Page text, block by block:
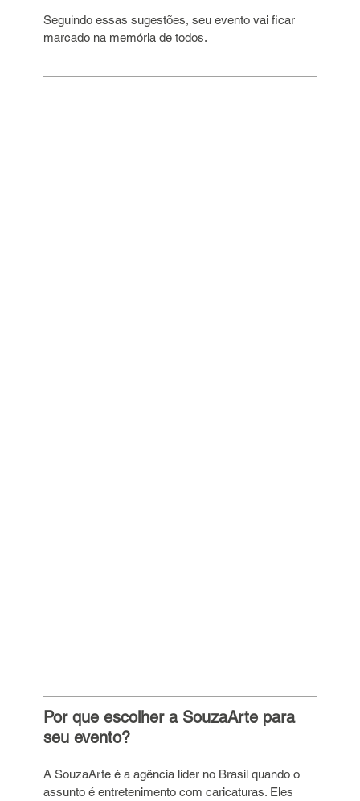
Seguindo essas sugestões, seu evento vai ficar
marcado na memória de todos.
Por que escolher a SouzaArte para
seu evento?
A SouzaArte é a agência líder no Brasil quando o
assunto é entretenimento com caricaturas. Eles